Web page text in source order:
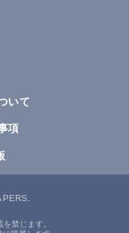
いて
項
禁じます。